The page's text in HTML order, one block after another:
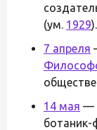
(ум. 1929).
7 апреля
14 мая —
ботаник-